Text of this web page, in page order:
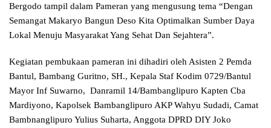
Bergodo tampil dalam Pameran yang mengusung tema “Dengan
Semangat Makaryo Bangun Deso Kita Optimalkan Sumber Daya
Lokal Menuju Masyarakat Yang Sehat Dan Sejahtera”.
Kegiatan pembukaan pameran ini dihadiri oleh Asisten 2 Pemda
Bantul, Bambang Guritno, SH., Kepala Staf Kodim 0729/Bantul
Mayor Inf Suwarno, Danramil 14/Bambanglipuro Kapten Cba
Mardiyono, Kapolsek Bambanglipuro AKP Wahyu Sudadi, Camat
Bambnanglipuro Yulius Suharta, Anggota DPRD DIY Joko